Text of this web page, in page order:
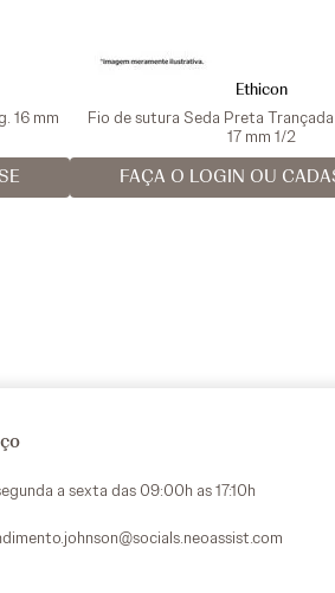
16 mm
Ethicon
Fio de sutura Seda Preta
17 mm 1/2
FAÇA O LOGIN OU
a sexta das 09:00h as 17:10h